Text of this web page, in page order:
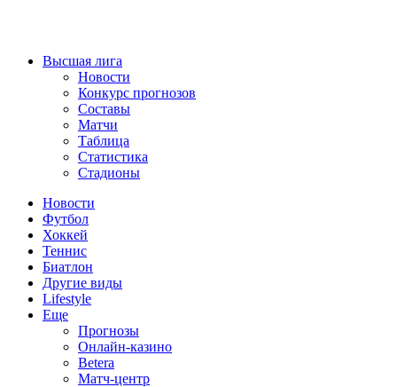
Высшая лига
Новости
Конкурс прогнозов
Составы
Матчи
Таблица
Статистика
Стадионы
Новости
Футбол
Хоккей
Теннис
Биатлон
Другие виды
Lifestyle
Еще
Прогнозы
Онлайн-казино
Betera
Матч-центр